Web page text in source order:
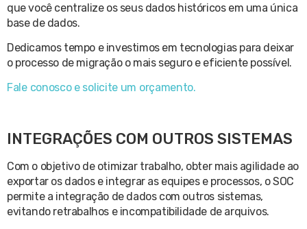
que você centralize os seus dados históricos em uma única
base de dados.
Dedicamos tempo e investimos em tecnologias para deixar
o processo de migração o mais seguro e eficiente possível.
Fale conosco e solicite um orçamento.
INTEGRAÇÕES COM OUTROS SISTEMAS
Com o objetivo de otimizar trabalho, obter mais agilidade ao
exportar os dados e integrar as equipes e processos, o SOC
permite a integração de dados com outros sistemas,
evitando retrabalhos e incompatibilidade de arquivos.